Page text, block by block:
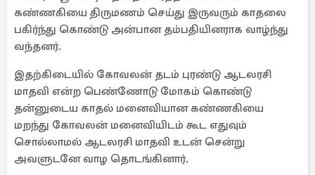
கண்ணகியை திருமணம் செய்து இருவரும் காதலை
பகிர்ந்து கொண்டு அன்பான தம்பதியினராக வாழ்ந்து
வந்தனர்.
இதற்கிடையில் கோவலன் தடம் புரண்டு ஆடலரசி
மாதவி என்ற பெண்ணோடு மோகம் கொண்டு
தன்னுடைய காதல் மனைவியான கண்ணகியை
மறந்து கோவலன் மனைவியிடம் கூட எதுவும்
சொல்லாமல் ஆடலரசி மாதவி உடன் சென்று
அவளுடனே வாழ தொடங்கினார்.